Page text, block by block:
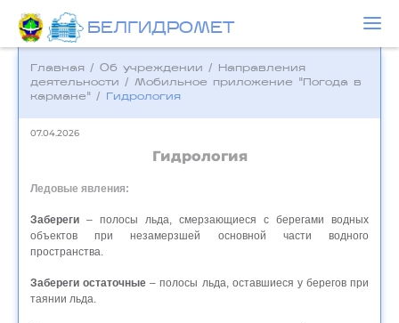
БЕЛГИДРОМЕТ
Главная / Об учреждении /
Направления
деятельности / Мобильное приложение "Погода в
кармане" / Гидрология
07.04.2026
Гидрология
Ледовые явления:
Забереги – полосы льда, смерзающиеся с берегами водных
объектов при незамерзшей основной части водного
пространства.
Забереги остаточные – полосы льда, оставшиеся у берегов при
таянии льда.